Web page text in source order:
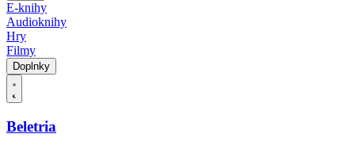
E-knihy
Audioknihy
Hry
Filmy
Doplnky
Beletria